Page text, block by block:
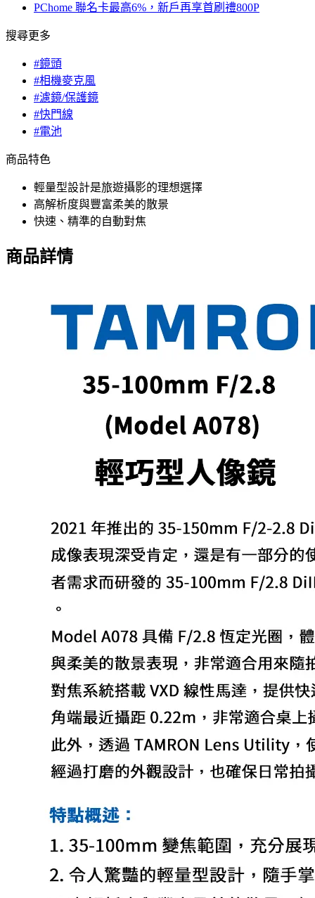
PChome 聯名卡最高6%，新戶再享首刷禮800P
搜尋更多
#鏡頭
#相機麥克風
#濾鏡/保護鏡
#快門線
#電池
商品特色
輕量型設計是旅遊攝影的理想選擇
高解析度與豐富柔美的散景
快速、精準的自動對焦
商品詳情